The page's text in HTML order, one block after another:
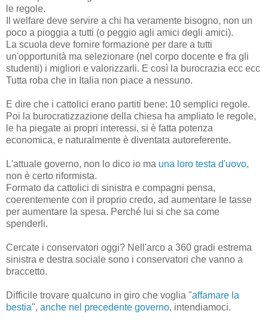
le regole.
Il welfare deve servire a chi ha veramente bisogno, non un
poco a pioggia a tutti (o peggio agli amici degli amici).
La scuola deve fornire formazione per dare a tutti
un'opportunità ma selezionare (nel corpo docente e fra gli
studenti) i migliori e valorizzarli. E così la burocrazia ecc ecc
Tutta roba che in Italia non piace a nessuno.
E dire che i cattolici erano partiti bene: 10 semplici regole.
Poi la burocratizzazione della chiesa ha ampliato le regole,
le ha piegate ai propri interessi, si è fatta potenza
economica, e naturalmente è diventata autoreferente.
L'attuale governo, non lo dico io ma una loro testa d'uovo,
non è certo riformista.
Formato da cattolici di sinistra e compagni pensa,
coerentemente con il proprio credo, ad aumentare le tasse
per aumentare la spesa. Perché lui si che sa come
spenderli.
Cercate i conservatori oggi? Nell'arco a 360 gradi estrema
sinistra e destra sociale sono i conservatori che vanno a
braccetto.
Difficile trovare qualcuno in giro che voglia "affamare la
bestia", anche nel precedente governo, intendiamoci.